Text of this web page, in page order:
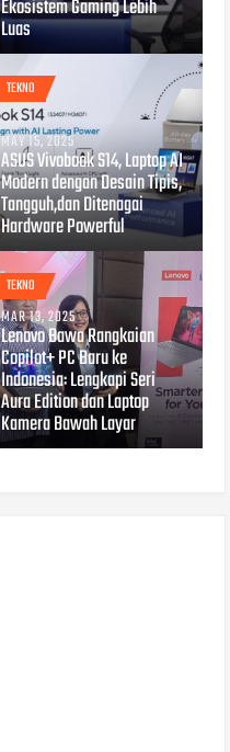
Ekosistem Gaming Lebih
Luas
TEKNO
MAY 15, 2025
ASUS Vivobook S14, Laptop AI
Modern dengan Desain Tipis,
Tangguh,dan Ditenagai
Hardware Powerful
TEKNO
MAR 13, 2025
Lenovo Bawa Rangkaian
Copilot+ PC Baru ke
Indonesia: Lengkapi Seri
Aura Edition dan Laptop
Kamera Bawah Layar